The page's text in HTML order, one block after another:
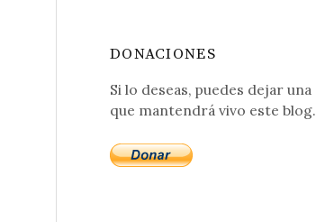
DONACIONES
Si lo deseas, puedes dejar
que mantendrá vivo este blog.